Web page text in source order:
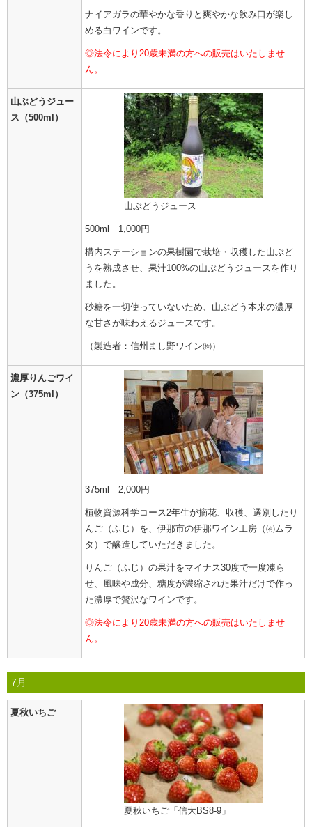
ナイアガラの華やかな香りと爽やかな飲み口が楽し
める白ワインです。
◎法令により20歳未満の方への販売はいたしませ
ん。
山ぶどうジュー
ス（500ml）
山ぶどうジュース
500ml 1,000円
構内ステーションの果樹園で栽培・収穫した山ぶど
うを熟成させ、果汁100%の山ぶどうジュースを作り
ました。
砂糖を一切使っていないため、山ぶどう本来の濃厚
な甘さが味わえるジュースです。
（製造者：信州まし野ワイン㈱）
濃厚りんごワイ
ン（375ml）
375ml 2,000円
植物資源科学コース2年生が摘花、収穫、選別したり
んご（ふじ）を、伊那市の伊那ワイン工房（㈲ムラ
タ）で醸造していただきました。
りんご（ふじ）の果汁をマイナス30度で一度凍ら
せ、風味や成分、糖度が濃縮された果汁だけで作っ
た濃厚で贅沢なワインです。
◎法令により20歳未満の方への販売はいたしませ
ん。
7月
夏秋いちご
夏秋いちご「信大BS8-9」